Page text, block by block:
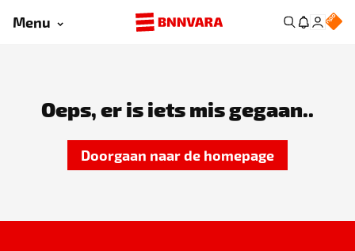
Menu
Oeps, er is iets mis gegaan..
Doorgaan naar de homepage